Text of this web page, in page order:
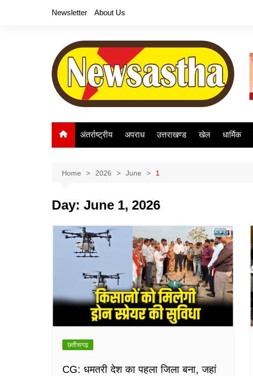
Newsletter About Us
अंतर्राष्ट्रीय अपराध उत्तराखण्ड खेल धार्मिक
Home 2026 June 1
Day: June 1, 2026
छतीसगढ़
CG: धमतरी देश का पहला जिला बना, जहां